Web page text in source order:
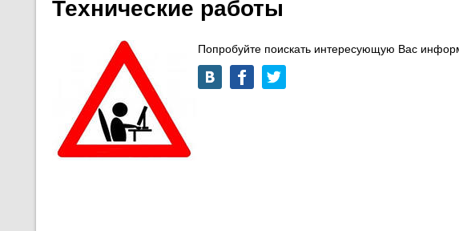
Технические работы
Попробуйте поискать интересующую Вас